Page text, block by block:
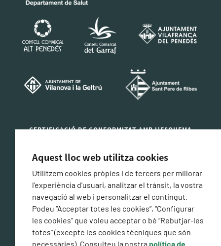
CERTIFICACIÓ DE CONFORMITAT AMB L'ESQUEMA
Aquest lloc web utilitza cookies
Utilitzem cookies pròpies i de tercers per millorar
l'experiència d'usuari, analitzar el trànsit, la vostra
navegació al web i personalitzar el contingut.
Podeu “Acceptar totes les cookies”, “Configurar
les cookies” que voleu acceptar o bé “Rebutjar-les
totes” (excepte les cookies tècniques que són
necessàries). Consulteu la nostra política de